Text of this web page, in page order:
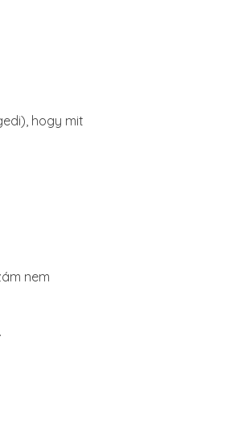
hogy mit
nem